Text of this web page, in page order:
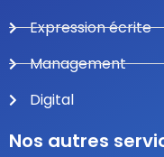
Expression écrite
Management
Digital
Nos autres